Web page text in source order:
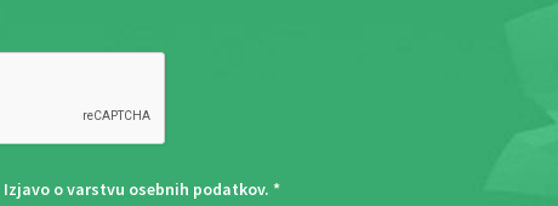
Izjavo o varstvu osebnih podatkov. *